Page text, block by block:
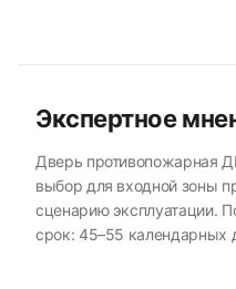
Экспертное
Дверь противопожарная
выбор для входной зоны
сценарию эксплуатации.
срок: 45–55 календарных